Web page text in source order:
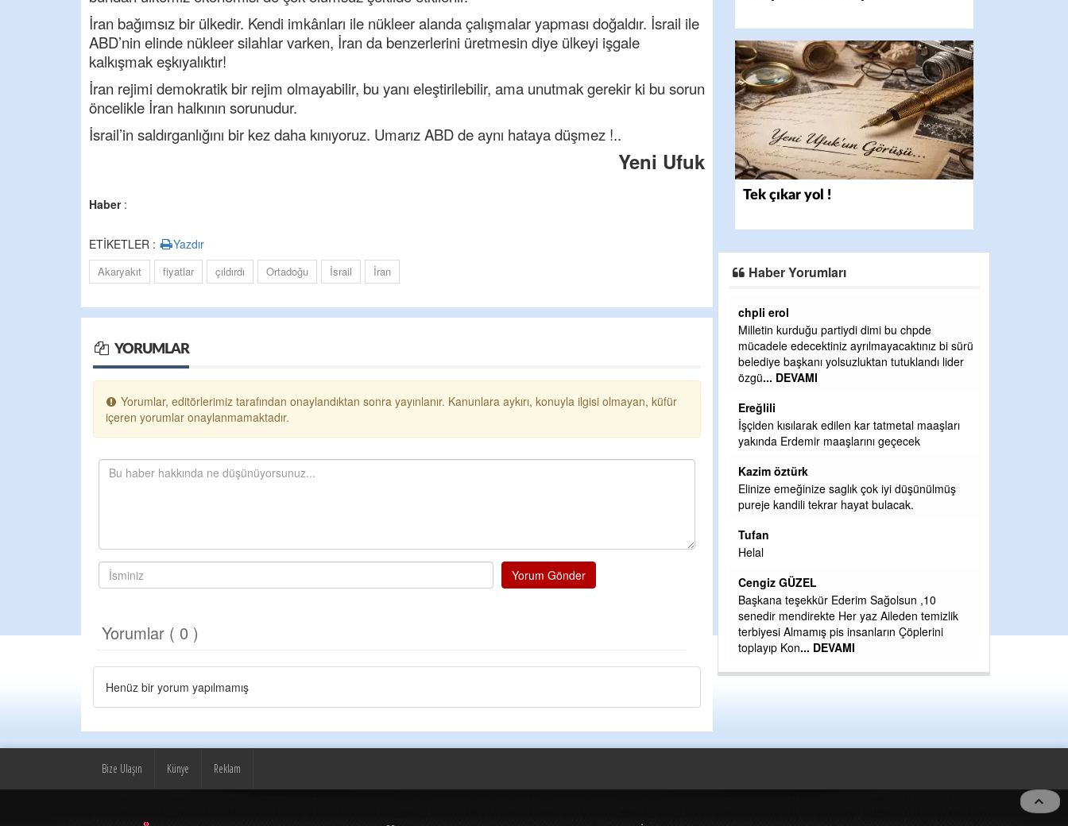
İran bağımsız bir ülkedir. Kendi imkânları ile nükleer alanda çalışmalar yapması doğaldır. İsrail ile
ABD’nin elinde nükleer silahlar varken, İran da benzerlerini üretmesin diye ülkeyi işgale
kalkışmak eşkıyalıktır!
İran rejimi demokratik bir rejim olmayabilir, bu yanı eleştirilebilir, ama unutmak gerekir ki bu sorun
öncelikle İran halkının sorunudur.
İsrail’in saldırganlığını bir kez daha kınıyoruz. Umarız ABD de aynı hataya düşmez !..
Yeni Ufuk
Haber:
ETİKETLER : Yazdır
Akaryakıt fiyatlar çıldırdı Ortadoğu İsrail İran
YORUMLAR
Yorumlar, editörlerimiz tarafından onaylandıktan sonra yayınlanır. Kanunlara aykırı, konuyla ilgisi olmayan, küfür
içeren yorumlar onaylanmamaktadır.
Yorum Gönder
Yorumlar ( 0 )
Henüz bir yorum yapılmamış
Tek çıkar yol !
Haber Yorumları
chpli erol
Milletin kurduğu partiydi dimi bu chpde
mücadele edecektiniz ayrılmayacaktınız bi sürü
belediye başkanı yolsuzluktan tutuklandı lider
özgü... DEVAMI
Ereğlili
İşçiden kısılarak edilen kar tatmetal maaşları
yakında Erdemir maaşlarını geçecek
Elinize emeğinize saglık çok iyi düşünülmüş
pureje kandili tekrar hayat bulacak.
Helal
Başkana teşekkür Ederim Sağolsun ,10
senedir mendirekte Her yaz Aileden temizlik
terbiyesi Almamış pis insanların Çöplerini
Ereğli Futbol Kulübünü Erdemir'i
düşünsün ve sahip çıksınlar. Erdemir
özelleştirilmeseydi sponsor olurdu ve para
Tebrikler başkanım ve yönetim kurulu,
bir hizmet.Ereğlimizin terası sayenizde
Halil Aydın
Birol Şahin ülke hizmetine çeyrek asır
Çırak ustasından öğrenir kısmet
Ben İbrahim Yalçını tebrik ediyorum.
CEVDET YILMAZ
ÖNCE ALKAYA TARAFINDAN
Bize Ulaşın Künye Reklam